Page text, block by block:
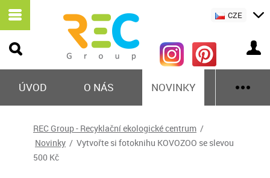
ÚVOD O NÁS NOVINKY
CZE
REC Group - Recyklační ekologické centrum /
Novinky / Vytvořte si fotoknihu KOVOZOO se slevou
500 Kč